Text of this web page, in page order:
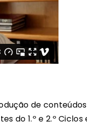
de
do 1.º e 2.º